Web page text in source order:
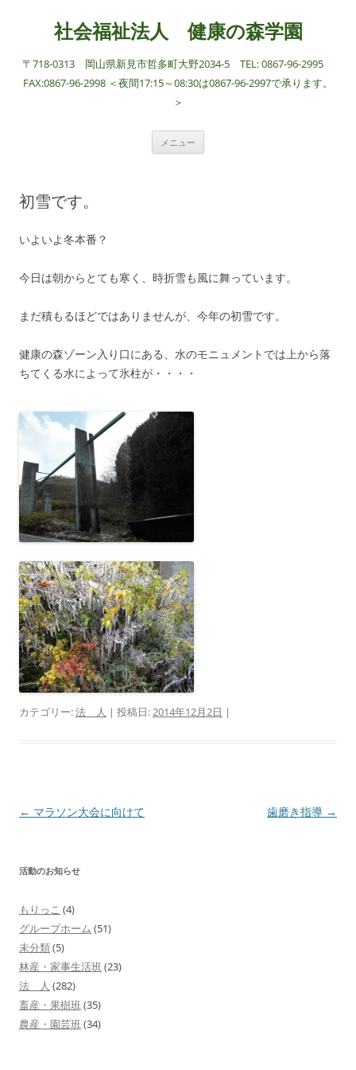
社会福祉法人 健康の森学園
〒718-0313 岡山県新見市哲多町大野2034-5 TEL: 0867-96-2995
FAX:0867-96-2998 ＜夜間17:15～08:30は0867-96-2997で承ります。
＞
メニュー
初雪です。
いよいよ冬本番？
今日は朝からとても寒く、時折雪も風に舞っています。
まだ積もるほどではありませんが、今年の初雪です。
健康の森ゾーン入り口にある、水のモニュメントでは上から落
ちてくる水によって氷柱が・・・・
カテゴリー:法 人 | 投稿日:2014年12月2日 |
投
ビ
ー
シ
ョ
ン
← マラソン大会に向けて 歯磨き指導 →
活動のお知らせ
もりっこ (4)
グループホーム (51)
未分類(5)
林産・家事生活班(23)
法 人 (282)
畜産・果樹班(35)
農産・園芸班(34)